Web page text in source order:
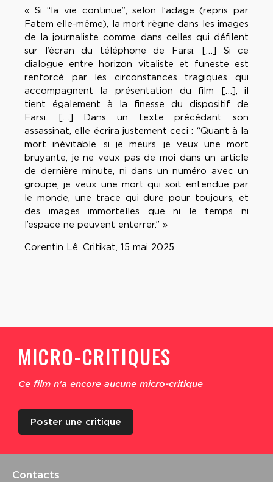
« Si “la vie continue”, selon l’adage (repris par
Fatem elle-même), la mort règne dans les images
de la journaliste comme dans celles qui défilent
sur l’écran du téléphone de Farsi. […] Si ce
dialogue entre horizon vitaliste et funeste est
renforcé par les circonstances tragiques qui
accompagnent la présentation du film […], il
tient également à la finesse du dispositif de
Farsi. […] Dans un texte précédant son
assassinat, elle écrira justement ceci : “Quant à la
mort inévitable, si je meurs, je veux une mort
bruyante, je ne veux pas de moi dans un article
de dernière minute, ni dans un numéro avec un
groupe, je veux une mort qui soit entendue par
le monde, une trace qui dure pour toujours, et
des images immortelles que ni le temps ni
l’espace ne peuvent enterrer.” »
Corentin Lê, Critikat, 15 mai 2025
MICRO-CRITIQUES
Ce film n'a encore aucune micro-critique
Poster une critique
Contacts